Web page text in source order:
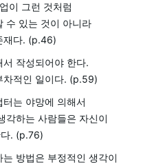
이 그런 것처럼
수 있는 것이 아니라
재다. (p.46)
작성되어야 한다.
차적인 일이다. (p.59)
는 야망에 의해서
각하는 사람들은 자신이
. (p.76)
방법은 부정적인 생각이